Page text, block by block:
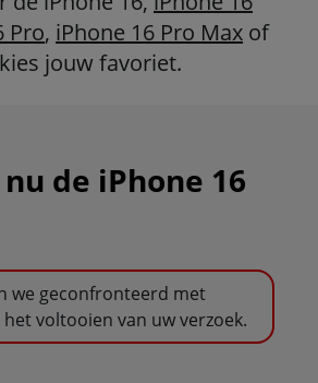
Pro, iPhone 16 Pro Max of
jouw favoriet.
de iPhone 16
we geconfronteerd met
voltooien van uw verzoek.